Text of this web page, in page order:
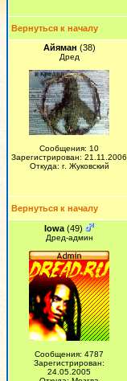
Вернуться к началу
Айяман (38)
Дред
Сообщения: 10
Зарегистрирован: 21.11.2006
Откуда: г. Жуковский
Вернуться к началу
Iowa (49)
Дред-админ
Сообщения: 4787
Зарегистрирован:
24.05.2005